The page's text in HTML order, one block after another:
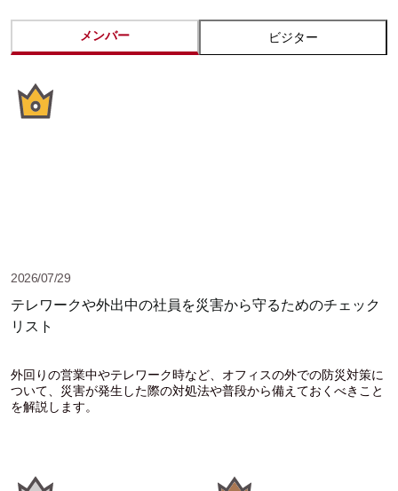
メンバー ビジター
2026/07/29
テレワークや外出中の社員を災害から守るためのチェック
リスト
外回りの営業中やテレワーク時など、オフィスの外での防災対策に
ついて、災害が発生した際の対処法や普段から備えておくべきこと
を解説します。